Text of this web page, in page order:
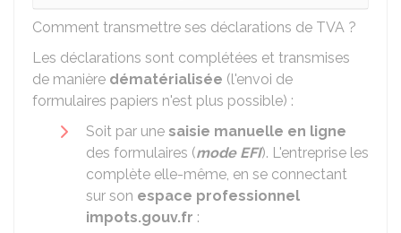
Comment transmettre ses déclarations de TVA ?
Les déclarations sont complétées et transmises
de manière dématérialisée (l'envoi de
formulaires papiers n'est plus possible) :
Soit par une saisie manuelle en ligne
des formulaires (mode EFI). L'entreprise les
complète elle-même, en se connectant
sur son espace professionnel
impots.gouv.fr :